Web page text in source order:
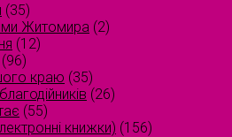
(35)
Житомира (2)
(12)
(96)
краю (35)
(26)
(55)
книжки) (156)